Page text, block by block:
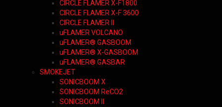
CIRCLE FLAMER X-F1800
CIRCLE FLAMER X-F 3600
CIRCLE FLAMER II
uFLAMER VOLCANO
uFLAMER® GASBOOM
uFLAMER® X-GASBOOM
uFLAMER® GASBAR
SMOKEJET
SONICBOOM X
SONICBOOM ReCO2
SONICBOOM II